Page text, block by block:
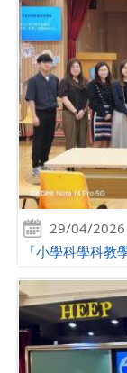
29/04/2026
「小學科學科